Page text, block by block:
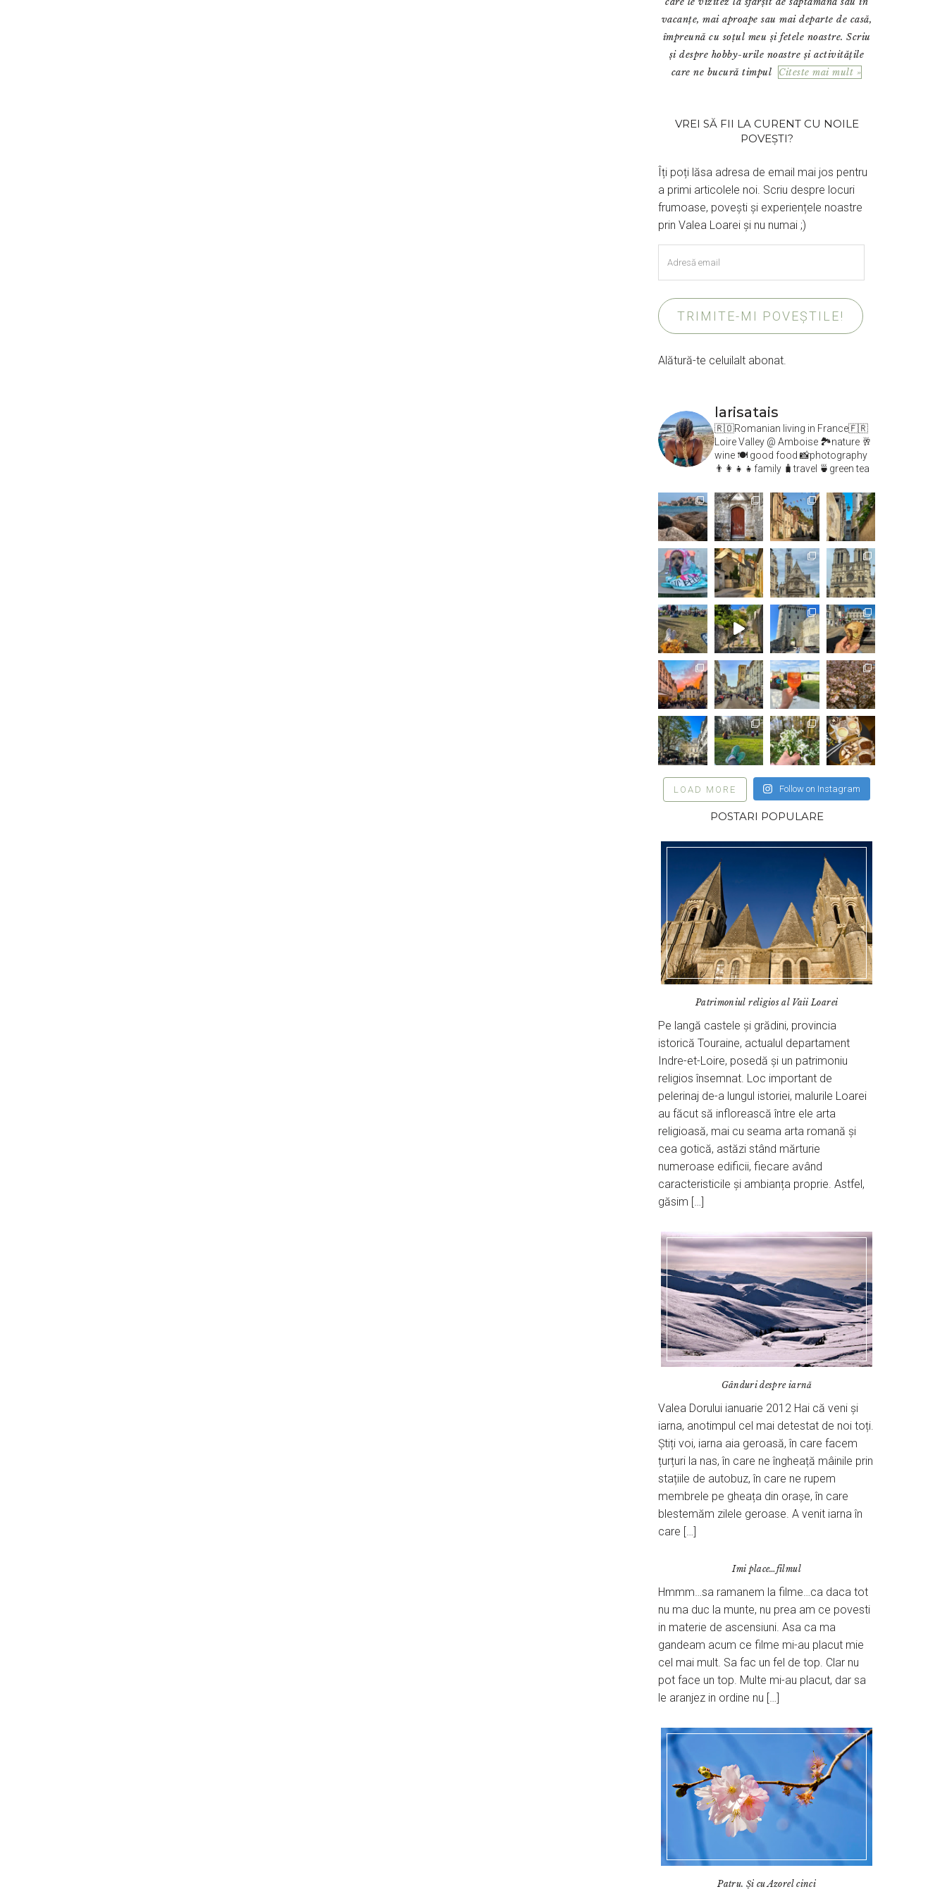
vacanțe, mai aproape sau mai departe de casă,
împreună cu soțul meu și fetele noastre. Scriu
și despre hobby-urile noastre și activitățile
care ne bucură timpul Citeste mai mult »
VREI SĂ FII LA CURENT CU NOILE
POVEȘTI?
Îți poți lăsa adresa de email mai jos pentru
a primi articolele noi. Scriu despre locuri
frumoase, povești și experiențele noastre
prin Valea Loarei și nu numai ;)
email
TRIMITE-MI POVEȘTILE!
Alătură-te celuilalt abonat.
larisatais
🇷🇴Romanian living in France🇫🇷
Loire Valley @ Amboise 🏞️nature 🥂
wine 🍽 good food 📸photography
👨‍👩‍👧‍👧family 🧳travel 🍵green tea
LOAD MORE Follow on Instagram
POSTARI POPULARE
Patrimoniul religios al Vaii Loarei
Pe langă castele și grădini, provincia
istorică Touraine, actualul departament
Indre-et-Loire, posedă și un patrimoniu
religios însemnat. Loc important de
pelerinaj de-a lungul istoriei, malurile Loarei
au făcut să inflorească între ele arta
religioasă, mai cu seama arta romană și
cea gotică, astăzi stând mărturie
numeroase edificii, fiecare având
caracteristicile și ambianța proprie. Astfel,
găsim […]
Gânduri despre iarnă
Valea Dorului ianuarie 2012 Hai că veni și
iarna, anotimpul cel mai detestat de noi toți.
Știți voi, iarna aia geroasă, în care facem
țurțuri la nas, în care ne îngheață mâinile prin
stațiile de autobuz, în care ne rupem
membrele pe gheața din orașe, în care
blestemăm zilele geroase. A venit iarna în
care […]
Imi place…filmul
Hmmm…sa ramanem la filme…ca daca tot
nu ma duc la munte, nu prea am ce povesti
in materie de ascensiuni. Asa ca ma
gandeam acum ce filme mi-au placut mie
cel mai mult. Sa fac un fel de top. Clar nu
pot face un top. Multe mi-au placut, dar sa
le aranjez in ordine nu […]
Patru. Și cu Azorel cinci